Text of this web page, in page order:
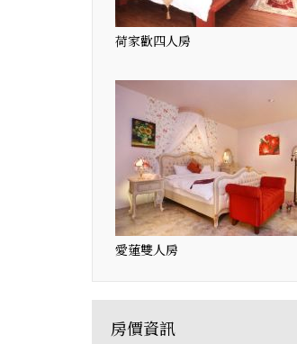
荷家歡四人房
愛蓮雙人房
房價資訊